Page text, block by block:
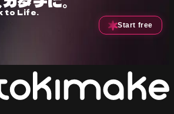
to Life.
Start free